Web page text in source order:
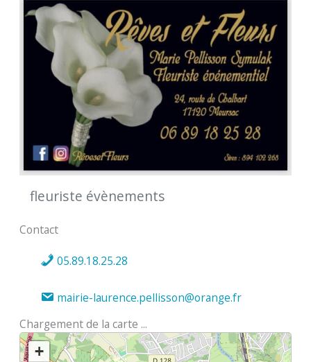
fleuriste évènements
Contact
05.89.18.25.28
mairie-laurence.pellisson@orange.fr
Chargement de la carte ...
+